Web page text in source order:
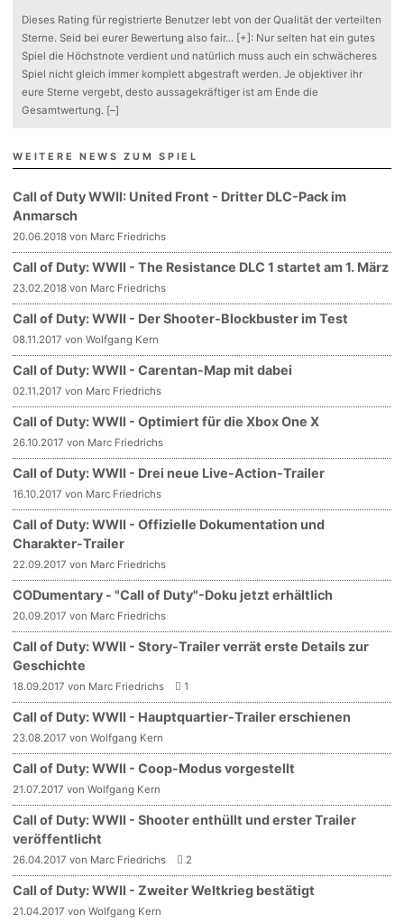
Dieses Rating für registrierte Benutzer lebt von der Qualität der verteilten
Sterne. Seid bei eurer Bewertung also fair... [+] : Nur selten hat ein gutes
Spiel die Höchstnote verdient und natürlich muss auch ein schwächeres
Spiel nicht gleich immer komplett abgestraft werden. Je objektiver ihr
eure Sterne vergebt, desto aussagekräftiger ist am Ende die
Gesamtwertung. [–]
WEITERE NEWS ZUM SPIEL
Call of Duty WWII: United Front - Dritter DLC-Pack im
Anmarsch
20.06.2018 von Marc Friedrichs
Call of Duty: WWII - The Resistance DLC 1 startet am 1. März
23.02.2018 von Marc Friedrichs
Call of Duty: WWII - Der Shooter-Blockbuster im Test
08.11.2017 von Wolfgang Kern
Call of Duty: WWII - Carentan-Map mit dabei
02.11.2017 von Marc Friedrichs
Call of Duty: WWII - Optimiert für die Xbox One X
26.10.2017 von Marc Friedrichs
Call of Duty: WWII - Drei neue Live-Action-Trailer
16.10.2017 von Marc Friedrichs
Call of Duty: WWII - Offizielle Dokumentation und
Charakter-Trailer
22.09.2017 von Marc Friedrichs
CODumentary - "Call of Duty"-Doku jetzt erhältlich
20.09.2017 von Marc Friedrichs
Call of Duty: WWII - Story-Trailer verrät erste Details zur
Geschichte
18.09.2017 von Marc Friedrichs 1
Call of Duty: WWII - Hauptquartier-Trailer erschienen
23.08.2017 von Wolfgang Kern
Call of Duty: WWII - Coop-Modus vorgestellt
21.07.2017 von Wolfgang Kern
Call of Duty: WWII - Shooter enthüllt und erster Trailer
veröffentlicht
26.04.2017 von Marc Friedrichs 2
Call of Duty: WWII - Zweiter Weltkrieg bestätigt
21.04.2017 von Wolfgang Kern